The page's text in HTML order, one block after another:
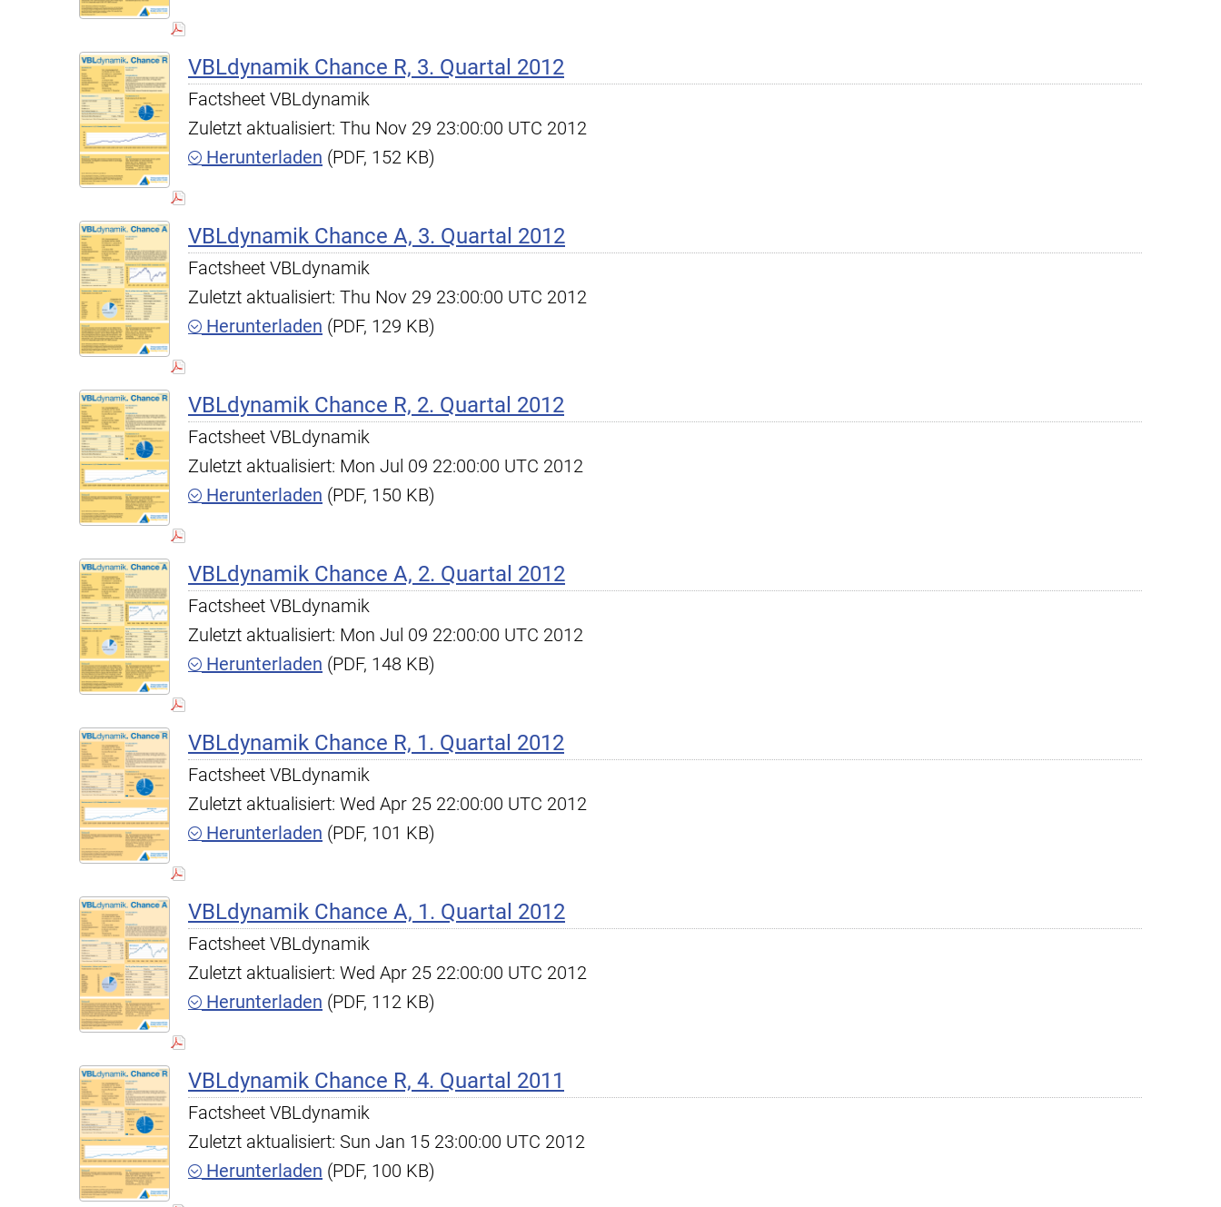
VBLdynamik Chance R, 3. Quartal 2012
Factsheet VBLdynamik
Zuletzt aktualisiert: Thu Nov 29 23:00:00 UTC 2012
Herunterladen (PDF, 152 KB)
VBLdynamik Chance A, 3. Quartal 2012
Factsheet VBLdynamik
Zuletzt aktualisiert: Thu Nov 29 23:00:00 UTC 2012
Herunterladen (PDF, 129 KB)
VBLdynamik Chance R, 2. Quartal 2012
Factsheet VBLdynamik
Zuletzt aktualisiert: Mon Jul 09 22:00:00 UTC 2012
Herunterladen (PDF, 150 KB)
VBLdynamik Chance A, 2. Quartal 2012
Factsheet VBLdynamik
Zuletzt aktualisiert: Mon Jul 09 22:00:00 UTC 2012
Herunterladen (PDF, 148 KB)
VBLdynamik Chance R, 1. Quartal 2012
Factsheet VBLdynamik
Zuletzt aktualisiert: Wed Apr 25 22:00:00 UTC 2012
Herunterladen (PDF, 101 KB)
VBLdynamik Chance A, 1. Quartal 2012
Factsheet VBLdynamik
Zuletzt aktualisiert: Wed Apr 25 22:00:00 UTC 2012
Herunterladen (PDF, 112 KB)
VBLdynamik Chance R, 4. Quartal 2011
Factsheet VBLdynamik
Zuletzt aktualisiert: Sun Jan 15 23:00:00 UTC 2012
Herunterladen (PDF, 100 KB)